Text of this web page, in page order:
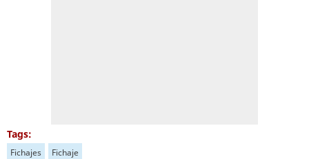
Tags:
Fichajes Fichaje